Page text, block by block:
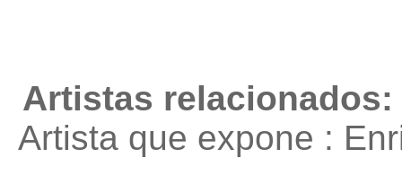
Artistas relacionados:
Artista que expone :